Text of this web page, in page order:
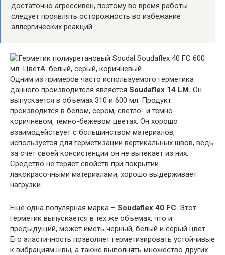
достаточно агрессивен, поэтому во время работы
следует проявлять осторожность во избежание
аллергических реакций.
Одним из примеров часто используемого герметика
данного производителя является Soudaflex 14 LM. Он
выпускается в объемах 310 и 600 мл. Продукт
производится в белом, сером, светло- и темно-
коричневом, темно-бежевом цветах. Он хорошо
взаимодействует с большинством материалов,
используется для герметизации вертикальных швов, ведь
за счет своей консистенции он не вытекает из них.
Средство не теряет свойств при покрытии
лакокрасочными материалами, хорошо выдерживает
нагрузки.
Еще одна популярная марка – Soudaflex 40 FC. Этот
герметик выпускается в тех же объемах, что и
предыдущий, может иметь черный, белый и серый цвет.
Его эластичность позволяет герметизировать устойчивые
к вибрациям швы, а также выполнять множество других